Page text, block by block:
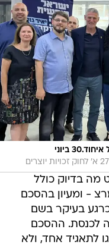
מפלגות "העבודה" ו"מרצ" הגיעו להסכם על איחוד.30 ביוני
מה בדיוק כולל
- ומעיון בהסכם
בעיקר בשם
לכנסת. ההסכם
לתאגיד אחד, ולא